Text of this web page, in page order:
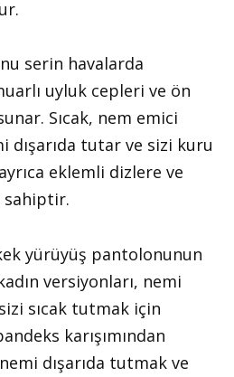
serin havalarda
uyluk cepleri ve ön
Sıcak, nem emici
dışarıda tutar ve sizi kuru
eklemli dizlere ve
sahiptir.
yürüyüş pantolonunun
versiyonları, nemi
sıcak tutmak için
karışımından
dışarıda tutmak ve